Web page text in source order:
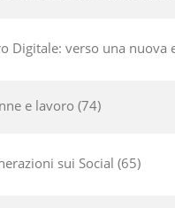
Digitale: verso una nuova
e lavoro 74
sui Social 65